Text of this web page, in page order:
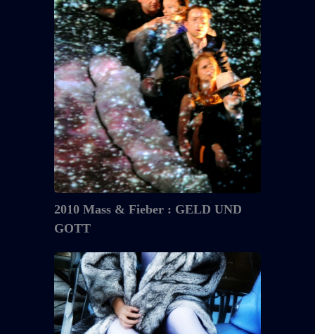
GELD
UND
GOTT
2010 Mass & Fieber : GELD UND
GOTT
2008
Salome
Schneebeli:
VILLA
INCOGNITO